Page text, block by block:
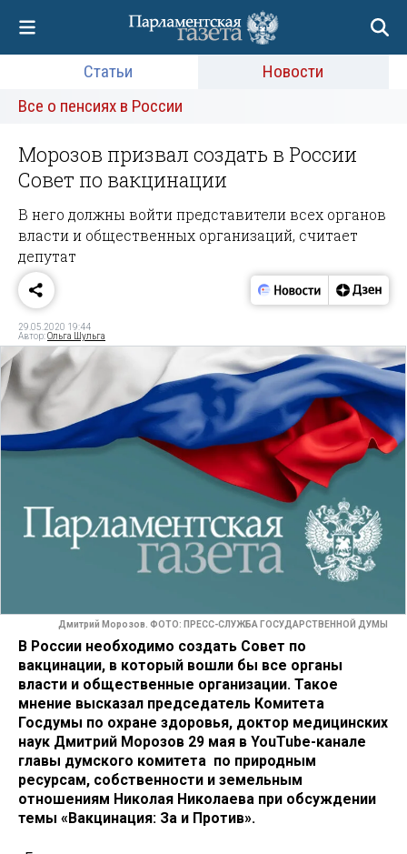
Статьи
Новости
Все о пенсиях в России
Морозов призвал создать в России
Совет по вакцинации
В него должны войти представители всех органов
власти и общественных организаций, считает
депутат
29.05.2020 19:44
Автор:Ольга Шульга
Дмитрий Морозов. ФОТО: ПРЕСС-СЛУЖБА ГОСУДАРСТВЕННОЙ ДУМЫ
В России необходимо создать Совет по
вакцинации, в который вошли бы все органы
власти и общественные организации. Такое
мнение высказал председатель Комитета
Госдумы по охране здоровья, доктор медицинских
наук Дмитрий Морозов 29 мая в YouTube-канале
главы думского комитета по природным
ресурсам, собственности и земельным
отношениям Николая Николаева при обсуждении
темы «Вакцинация: За и Против».